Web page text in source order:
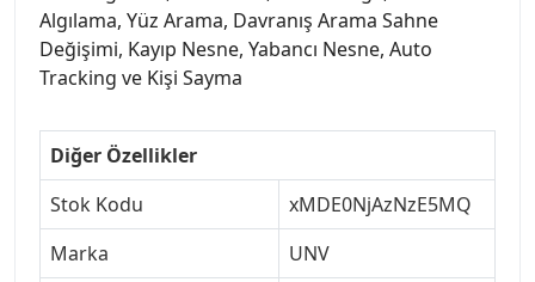
Algılama, Yüz Arama, Davranış Arama Sahne
Değişimi, Kayıp Nesne, Yabancı Nesne, Auto
Tracking ve Kişi Sayma
Diğer Özellikler
Stok Kodu
xMDE0NjAzNzE5MQ
Marka
UNV